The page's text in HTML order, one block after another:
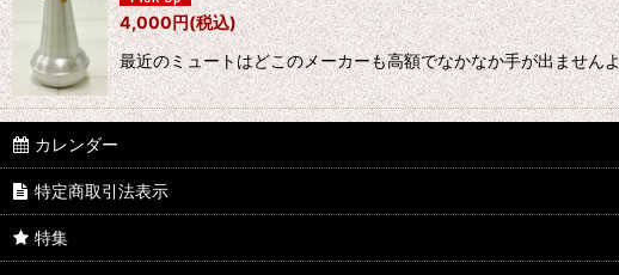
4,000円(税込)
最近のミュートはどこのメーカーも高額でなかなか手が出ませ
カレンダー
特定商取引法表示
特集